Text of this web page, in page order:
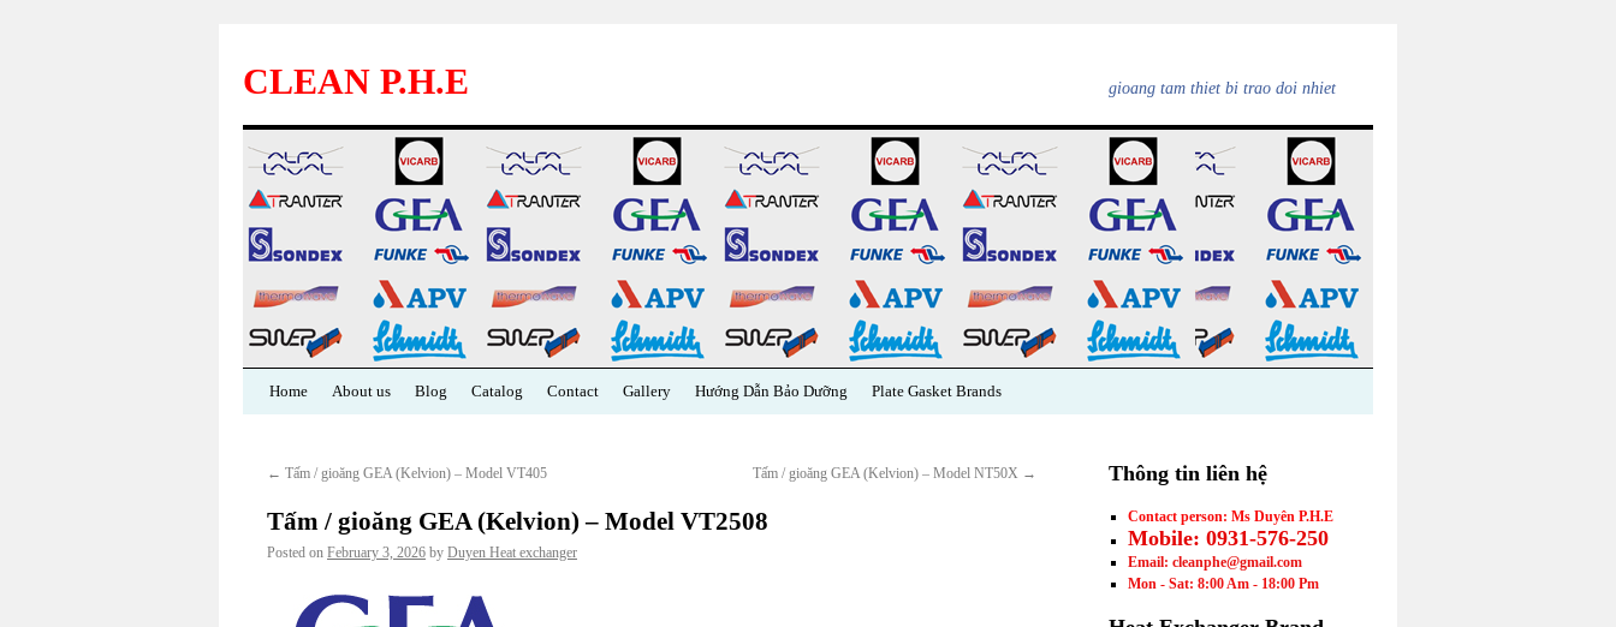
CLEAN P.H.E gioang tam thiet bi trao doi nhiet
Skip
content
Home About us Blog Catalog Contact Gallery Hướng Dẫn Bảo Dưỡng Plate Gasket Brands
← Tấm / gioăng GEA (Kelvion) – Model VT405 Tấm / gioăng GEA (Kelvion) – Model NT50X →
Tấm / gioăng GEA (Kelvion) – Model VT2508
Posted on February 3, 2026 by Duyen Heat exchanger
Thông tin liên hệ
Contact person: Ms Duyên P.H.E
Mobile: 0931-576-250
Email: cleanphe@gmail.com
Mon - Sat: 8:00 Am - 18:00 Pm